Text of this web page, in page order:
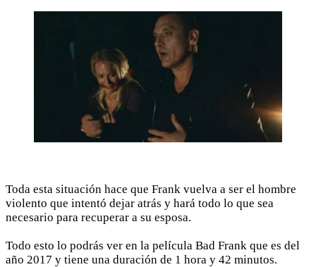
Toda esta situación hace que Frank vuelva a ser el hombre
violento que intentó dejar atrás y hará todo lo que sea
necesario para recuperar a su esposa.
Todo esto lo podrás ver en la película Bad Frank que es del
año 2017 y tiene una duración de 1 hora y 42 minutos.